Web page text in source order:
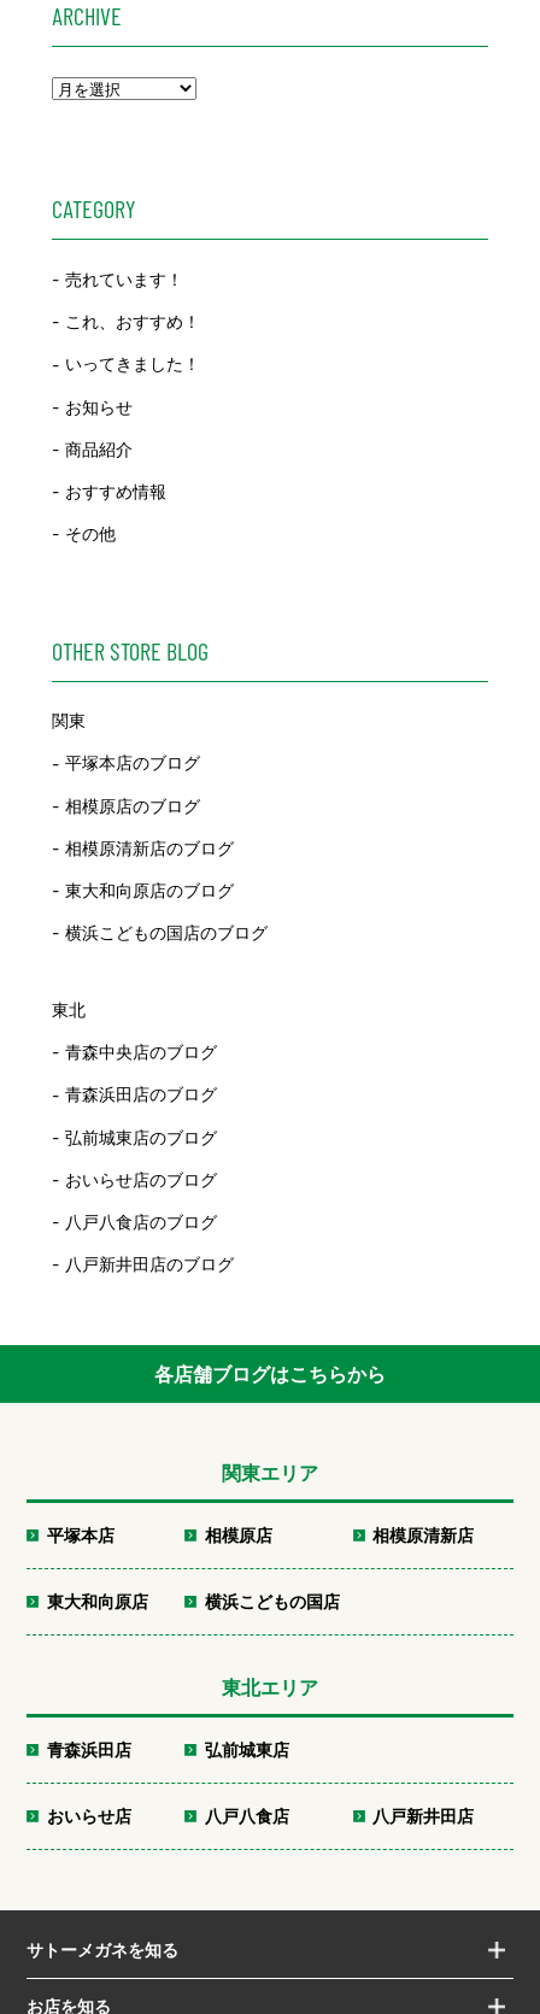
ARCHIVE
CATEGORY
売れています！
これ、おすすめ！
いってきました！
お知らせ
商品紹介
おすすめ情報
その他
OTHER STORE BLOG
関東
平塚本店のブログ
相模原店のブログ
相模原清新店のブログ
東大和向原店のブログ
横浜こどもの国店のブログ
東北
青森中央店のブログ
青森浜田店のブログ
弘前城東店のブログ
おいらせ店のブログ
八戸八食店のブログ
八戸新井田店のブログ
各店舗ブログはこちらから
関東エリア
平塚本店 相模原店 相模原清新店
東大和向原店 横浜こどもの国店
東北エリア
青森浜田店 弘前城東店
おいらせ店 八戸八食店 八戸新井田店
サトーメガネを知る
お店を知る